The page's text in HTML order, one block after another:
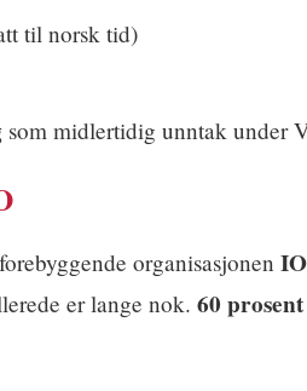
til norsk tid)
som midlertidig unntak under
organisasjonen
er lange nok. 60 prosent